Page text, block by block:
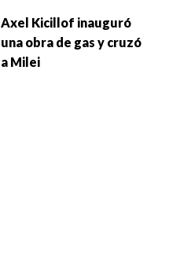
Axel Kicillof inauguró
una obra de gas y cruzó
a Milei